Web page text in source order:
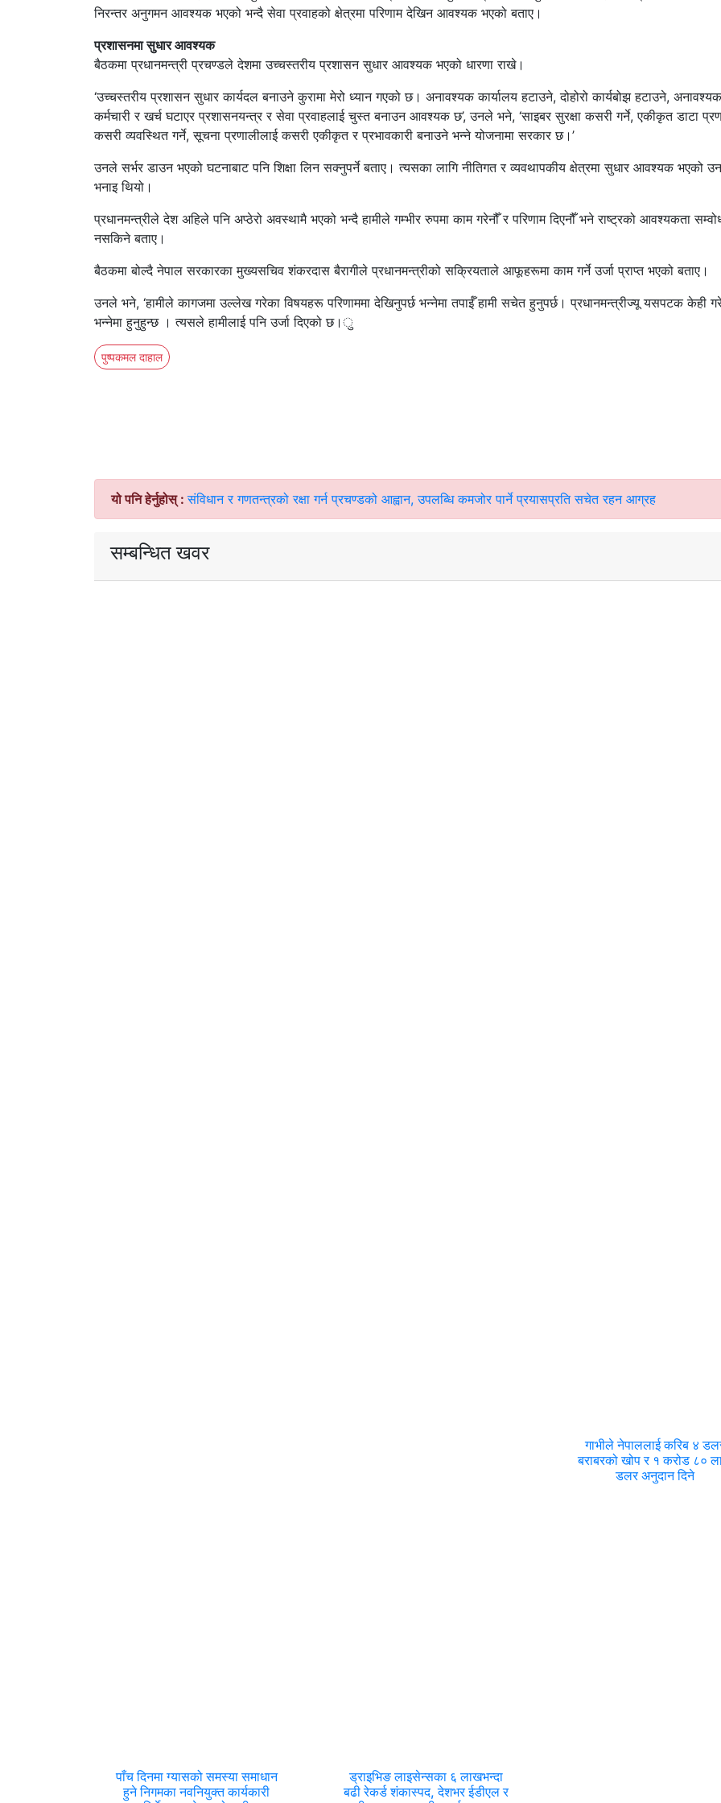
निरन्तर अनुगमन आवश्यक भएको भन्दै सेवा प्रवाहको क्षेत्रमा परिणाम देखिन आवश्यक भएको बताए।
प्रशासनमा सुधार आवश्यक
बैठकमा प्रधानमन्त्री प्रचण्डले देशमा उच्चस्तरीय प्रशासन सुधार आवश्यक भएको धारणा राखे।
‘उच्चस्तरीय प्रशासन सुधार कार्यदल बनाउने कुरामा मेरो ध्यान गएको छ। अनावश्यक कार्यालय हटाउने, दोहोरो कार्यबोझ हटाउने, अनावश्यक
कर्मचारी र खर्च घटाएर प्रशासनयन्त्र र सेवा प्रवाहलाई चुस्त बनाउन आवश्यक छ’, उनले भने, ‘साइबर सुरक्षा कसरी गर्ने, एकीकृत डाटा
कसरी व्यवस्थित गर्ने, सूचना प्रणालीलाई कसरी एकीकृत र प्रभावकारी बनाउने भन्ने योजनामा सरकार छ।’
उनले सर्भर डाउन भएको घटनाबाट पनि शिक्षा लिन सक्नुपर्ने बताए। त्यसका लागि नीतिगत र व्यवथापकीय क्षेत्रमा सुधार आवश्यक भएको
भनाइ थियो।
प्रधानमन्त्रीले देश अहिले पनि अप्ठेरो अवस्थामै भएको भन्दै हामीले गम्भीर रुपमा काम गरेनौँ र परिणाम दिएनौँ भने राष्ट्रको आवश्यकता
नसकिने बताए।
बैठकमा बोल्दै नेपाल सरकारका मुख्यसचिव शंकरदास बैरागीले प्रधानमन्त्रीको सक्रियताले आफूहरूमा काम गर्ने उर्जा प्राप्त भएको बताए।
उनले भने, ‘हामीले कागजमा उल्लेख गरेका विषयहरू परिणाममा देखिनुपर्छ भन्नेमा तपाईँ हामी सचेत हुनुपर्छ। प्रधानमन्त्रीज्यू यसपटक केही
भन्नेमा हुनुहुन्छ । त्यसले हामीलाई पनि उर्जा दिएको छ।ु
पुष्पकमल दाहाल
यो पनि हेर्नुहोस् :संविधान र गणतन्त्रको रक्षा गर्न प्रचण्डको आह्वान, उपलब्धि कमजोर पार्ने प्रयासप्रति सचेत रहन आग्रह
सम्बन्धित खवर
पाँच दिनमा ग्यासको समस्या समाधान
हुने निगमका नवनियुक्त कार्यकारी
ड्राइभिङ लाइसेन्सका ६ लाखभन्दा
बढी रेकर्ड शंकास्पद, देशभर ईडीएल र
गाभीले नेपाललाई करिब ४
बराबरको खोप र १ करोड ८०
डलर अनुदान दिने